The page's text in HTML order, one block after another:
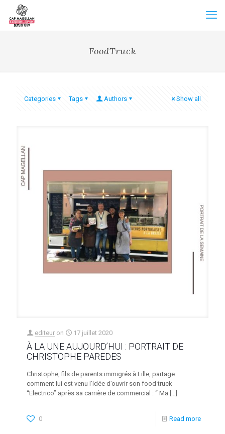
FoodTruck
Categories Tags Authors Show all
editeur on 17 juillet 2020
À LA UNE AUJOURD’HUI : PORTRAIT DE
CHRISTOPHE PAREDES
Christophe, fils de parents immigrés à Lille, partage
comment lui est venu l’idée d’ouvrir son food truck
“Electrico” après sa carrière de commercial : “ Ma […]
0 Read more